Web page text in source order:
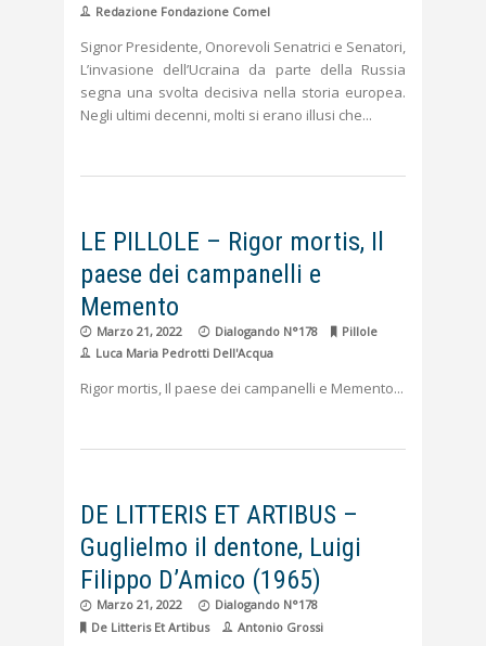
Redazione Fondazione Comel
Signor Presidente, Onorevoli Senatrici e Senatori,
L’invasione dell’Ucraina da parte della Russia
segna una svolta decisiva nella storia europea.
Negli ultimi decenni, molti si erano illusi che
LE PILLOLE – Rigor mortis, Il
paese dei campanelli e
Memento
Marzo 21, 2022 Dialogando N°178
Pillole
Luca Maria Pedrotti Dell'Acqua
Rigor mortis, Il paese dei campanelli e Memento
DE LITTERIS ET ARTIBUS –
Guglielmo il dentone, Luigi
Filippo D’Amico (1965)
Marzo 21, 2022
Dialogando N°178
De Litteris Et Artibus
Antonio Grossi